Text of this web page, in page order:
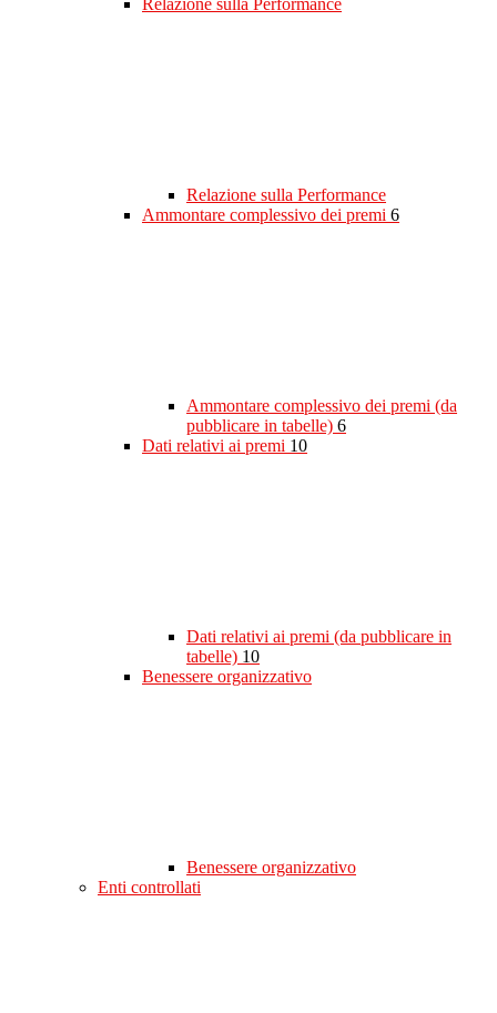
Relazione sulla Performance
Relazione sulla Performance
Ammontare complessivo dei premi 6
Ammontare complessivo dei premi (da
pubblicare in tabelle) 6
Dati relativi ai premi 10
Dati relativi ai premi (da pubblicare in
tabelle) 10
Benessere organizzativo
Benessere organizzativo
Enti controllati